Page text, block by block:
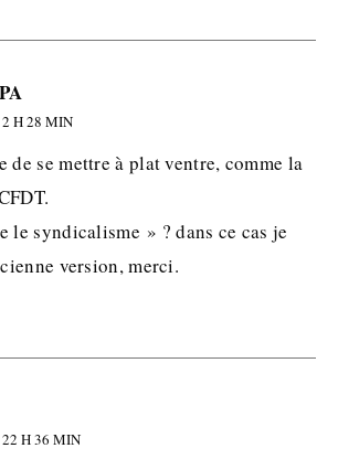
H 28 MIN
de se mettre à plat ventre, comme la
le syndicalisme » ? dans ce cas je
version, merci.
H 36 MIN